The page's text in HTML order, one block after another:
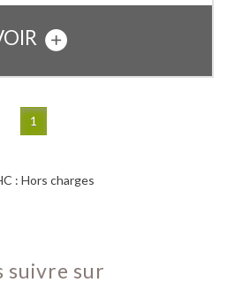
1
: Hors charges
suivre sur